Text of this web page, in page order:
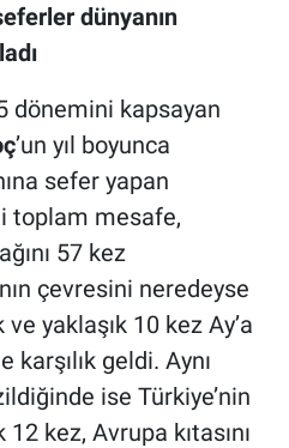
dünyanın
dönemini kapsayan
’un yıl boyunca
sefer yapan
toplam mesafe,
57 kez
çevresini neredeyse
yaklaşık 10 kez Ay’a
geldi. Aynı
ise Türkiye’nin
kez, Avrupa kıtasını